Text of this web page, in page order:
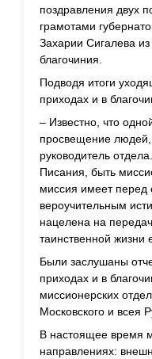
поздравления двух
грамотами
Захарии Сигалева
благочиния.
Подводя итоги
приходах и в
– Известно, что
просвещение людей,
руководитель
Писания, быть
миссия имеет перед
вероучительным
нацелена на
таинственной жизни
Были заслушаны
приходах и в
миссионерских
Московского и всея
В настоящее время
направлениях: